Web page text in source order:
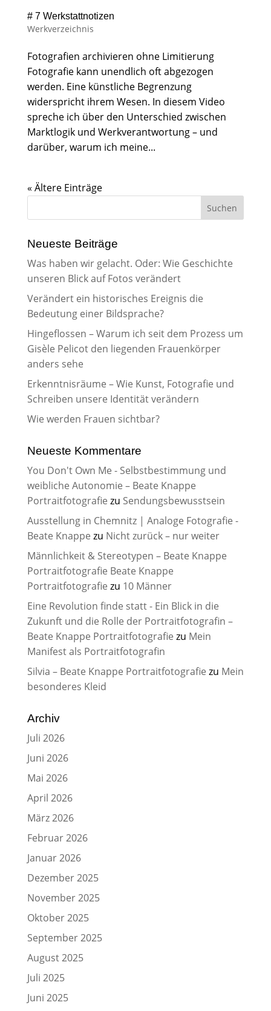
# 7 Werkstattnotizen
Werkverzeichnis
Fotografien archivieren ohne Limitierung
Fotografie kann unendlich oft abgezogen
werden. Eine künstliche Begrenzung
widerspricht ihrem Wesen. In diesem Video
spreche ich über den Unterschied zwischen
Marktlogik und Werkverantwortung – und
darüber, warum ich meine...
« Ältere Einträge
Neueste Beiträge
Was haben wir gelacht. Oder: Wie Geschichte
unseren Blick auf Fotos verändert
Verändert ein historisches Ereignis die
Bedeutung einer Bildsprache?
Hingeflossen – Warum ich seit dem Prozess um
Gisèle Pelicot den liegenden Frauenkörper
anders sehe
Erkenntnisräume – Wie Kunst, Fotografie und
Schreiben unsere Identität verändern
Wie werden Frauen sichtbar?
Neueste Kommentare
You Don't Own Me - Selbstbestimmung und
weibliche Autonomie – Beate Knappe
Portraitfotografie zu Sendungsbewusstsein
Ausstellung in Chemnitz | Analoge Fotografie -
Beate Knappe zu Nicht zurück – nur weiter
Männlichkeit & Stereotypen – Beate Knappe
Portraitfotografie Beate Knappe
Portraitfotografie zu 10 Männer
Eine Revolution finde statt - Ein Blick in die
Zukunft und die Rolle der Portraitfotografin –
Beate Knappe Portraitfotografie zu Mein
Manifest als Portraitfotografin
Silvia – Beate Knappe Portraitfotografie zu Mein
besonderes Kleid
Archiv
Juli 2026
Juni 2026
Mai 2026
April 2026
März 2026
Februar 2026
Januar 2026
Dezember 2025
November 2025
Oktober 2025
September 2025
August 2025
Juli 2025
Juni 2025